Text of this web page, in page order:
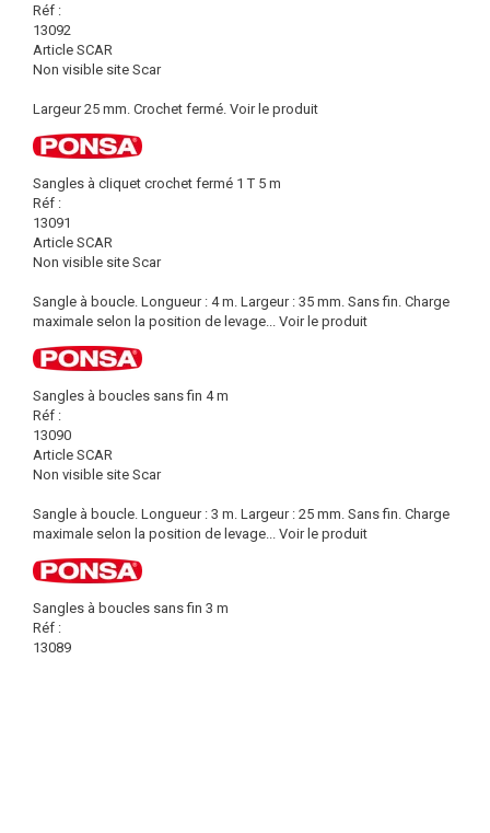
Réf :
13092
Article SCAR
Non visible site Scar
Largeur 25 mm. Crochet fermé. Voir le produit
Sangles à cliquet crochet fermé 1 T 5 m
Réf :
13091
Article SCAR
Non visible site Scar
Sangle à boucle. Longueur : 4 m. Largeur : 35 mm. Sans fin. Charge
maximale selon la position de levage... Voir le produit
Sangles à boucles sans fin 4 m
Réf :
13090
Article SCAR
Non visible site Scar
Sangle à boucle. Longueur : 3 m. Largeur : 25 mm. Sans fin. Charge
maximale selon la position de levage... Voir le produit
Sangles à boucles sans fin 3 m
Réf :
13089